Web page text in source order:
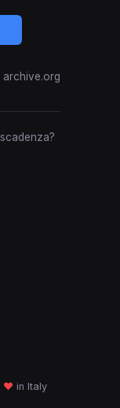
archive.org
♥ in Italy